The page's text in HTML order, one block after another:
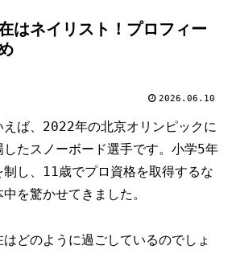
はネイリスト！プロフィー
2026.06.10
ば、2022年の北京オリンピックに
したスノーボード選手です。小学5年
し、11歳でプロ資格を取得するな
を驚かせてきました。
どのように過ごしているのでしょ